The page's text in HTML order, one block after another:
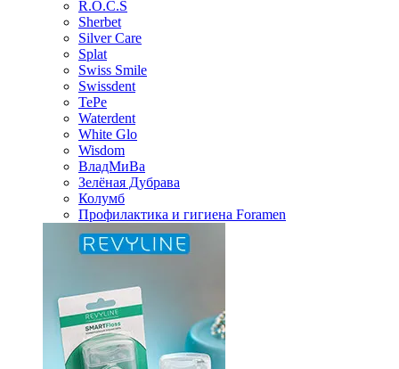
R.O.C.S
Sherbet
Silver Care
Splat
Swiss Smile
Swissdent
TePe
Waterdent
White Glo
Wisdom
ВладМиВа
Зелёная Дубрава
Колумб
Профилактика и гигиена Foramen